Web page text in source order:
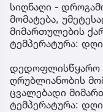
სიღნაღი -
მომატება,
მიმართულების
ტემპერატურა:
დედოფლისწყარო
ღრუბლიანობის
ცვალებადი
ტემპერატურა: